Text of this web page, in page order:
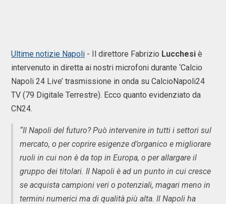
Ultime notizie Napoli - Il direttore Fabrizio Lucchesi è
intervenuto in diretta ai nostri microfoni durante ‘Calcio
Napoli 24 Live’ trasmissione in onda su CalcioNapoli24
TV (79 Digitale Terrestre). Ecco quanto evidenziato da
CN24.
“Il Napoli del futuro? Può intervenire in tutti i settori sul
mercato, o per coprire esigenze d’organico e migliorare
ruoli in cui non è da top in Europa, o per allargare il
gruppo dei titolari. Il Napoli è ad un punto in cui cresce
se acquista campioni veri o potenziali, magari meno in
termini numerici ma di qualità più alta. Il Napoli ha